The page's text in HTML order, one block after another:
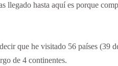
llegado hasta aquí es porque
que he visitado 56 países (39
de 4 continentes.